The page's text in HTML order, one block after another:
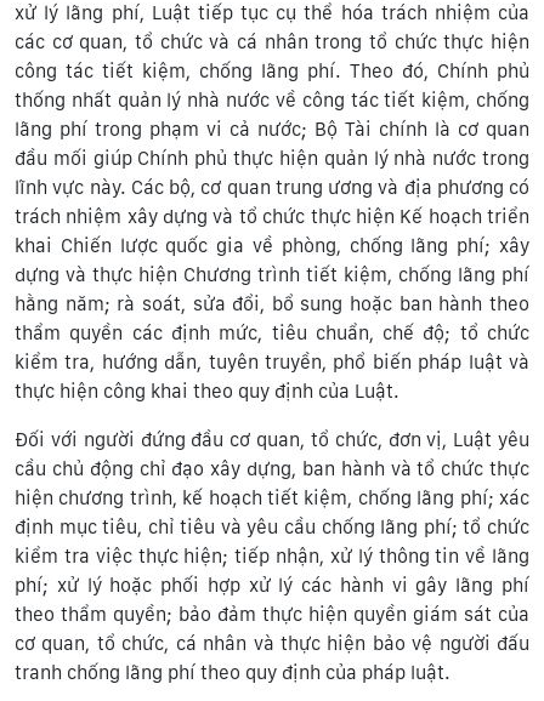
xử lý lãng phí, Luật tiếp tục cụ thể hóa trách nhiệm của
các cơ quan, tổ chức và cá nhân trong tổ chức thực hiện
công tác tiết kiệm, chống lãng phí. Theo đó, Chính phủ
thống nhất quản lý nhà nước về công tác tiết kiệm, chống
lãng phí trong phạm vi cả nước; Bộ Tài chính là cơ quan
đầu mối giúp Chính phủ thực hiện quản lý nhà nước trong
lĩnh vực này. Các bộ, cơ quan trung ương và địa phương có
trách nhiệm xây dựng và tổ chức thực hiện Kế hoạch triển
khai Chiến lược quốc gia về phòng, chống lãng phí; xây
dựng và thực hiện Chương trình tiết kiệm, chống lãng phí
hằng năm; rà soát, sửa đổi, bổ sung hoặc ban hành theo
thẩm quyền các định mức, tiêu chuẩn, chế độ; tổ chức
kiểm tra, hướng dẫn, tuyên truyền, phổ biến pháp luật và
thực hiện công khai theo quy định của Luật.
Đối với người đứng đầu cơ quan, tổ chức, đơn vị, Luật yêu
cầu chủ động chỉ đạo xây dựng, ban hành và tổ chức thực
hiện chương trình, kế hoạch tiết kiệm, chống lãng phí; xác
định mục tiêu, chỉ tiêu và yêu cầu chống lãng phí; tổ chức
kiểm tra việc thực hiện; tiếp nhận, xử lý thông tin về lãng
phí; xử lý hoặc phối hợp xử lý các hành vi gây lãng phí
theo thẩm quyền; bảo đảm thực hiện quyền giám sát của
cơ quan, tổ chức, cá nhân và thực hiện bảo vệ người đấu
tranh chống lãng phí theo quy định của pháp luật.